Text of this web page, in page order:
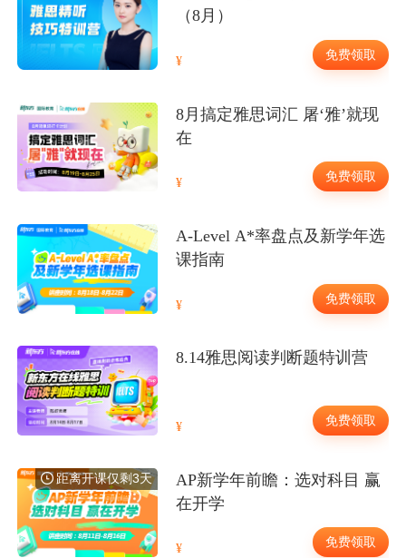
（8月）
免费领取
8月搞定雅思词汇 屠‘雅’就现
在
免费领取
A-Level A*率盘点及新学年选
课指南
免费领取
8.14雅思阅读判断题特训营
免费领取
距离开课仅剩3天
AP新学年前瞻：选对科目 赢
在开学
免费领取